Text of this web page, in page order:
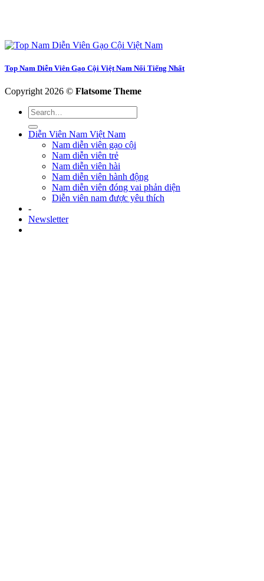
Top Nam Diễn Viên Gạo Cội Việt Nam Nổi Tiếng Nhất
Copyright 2026 © Flatsome Theme
Diễn Viên Nam Việt Nam
Nam diễn viên gạo cội
Nam diễn viên trẻ
Nam diễn viên hài
Nam diễn viên hành động
Nam diễn viên đóng vai phản diện
Diễn viên nam được yêu thích
-
Newsletter